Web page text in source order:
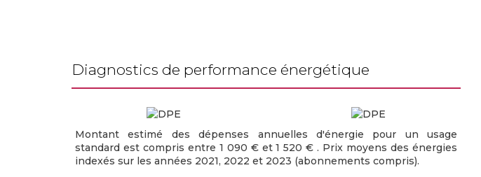
diagnostics de performance énergétique
Montant estimé des dépenses annuelles d'énergie pour un usage
standard est compris entre 1 090 € et 1 520 € . Prix moyens des énergies
indexés sur les années 2021, 2022 et 2023 (abonnements compris).